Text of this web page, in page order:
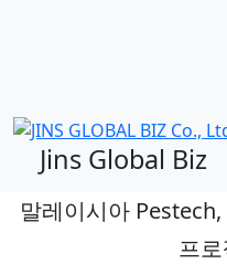
Jins Global Biz
말레이시아
프